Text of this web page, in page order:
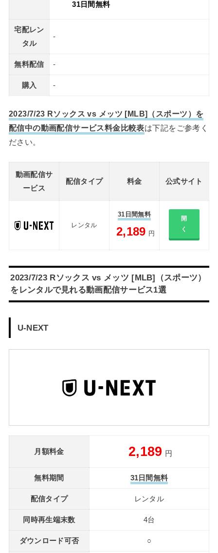
31日間無料
宅配レン
タル
-
無料配信 -
購入 -
2023/7/23 Rソックス vs メッツ [MLB]（スポーツ）を
配信中の動画配信サービス料金比較表は下記をご参考く
ださい。
動画配信サ
ービス
配信タイプ 料金 公式サイト
レンタル
31日間無料
2,189 円
開
く
2023/7/23 Rソックス vs メッツ [MLB]（スポーツ）
をレンタルで見れる動画配信サービス1選
U-NEXT
月額料金 2,189 円
無料期間 31日間無料
配信タイプ レンタル
同時再生端末数 4台
ダウンロード可否 ○